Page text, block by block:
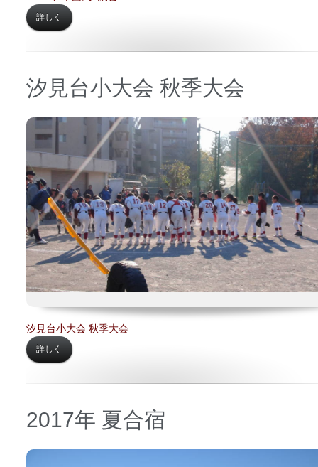
詳しく
汐見台小大会 秋季大会
2017年12月17日】
場所 【汐見台小学校】
汐見台小大会 秋季大会
詳しく
2017年 夏合宿